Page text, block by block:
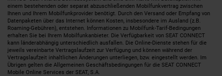
einem bestehenden oder separat abzuschließenden Mobilfunkvertrag zwischen
Ihnen und Ihrem Mobilfunkprovider benötigt. Durch den Versand oder Empfang von
Datenpaketen über das Internet können Kosten, insbesondere im Ausland (z.B.
Roaming-Gebühren), entstehen. Informationen zu Mobilfunk-Tarif-Bedingungen
erhalten Sie bei Ihrem Mobilfunkanbieter. Die Verfügbarkeit von SEAT CONNECT
kann länderabhängig unterschiedlich ausfallen. Die Online-Dienste stehen für die
jeweils vereinbarte Vertragslaufzeit zur Verfügung und können während der
Vertragslaufzeit inhaltlichen Änderungen unterliegen, bzw. eingestellt werden. Im
Übrigen gelten die Allgemeinen Geschäftsbedingungen für die SEAT CONNECT
Mobile Online Services der SEAT, S.A.